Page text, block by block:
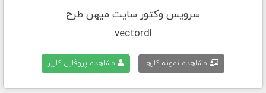
سرویس وکتور سایت میهن طرح
vectordl
مشاهده نمونه کارها مشاهده پروفایل کاربر